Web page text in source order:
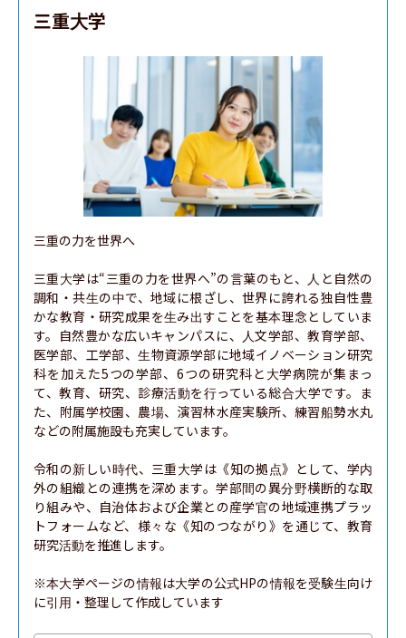
三重大学
三重の力を世界へ
三重大学は“三重の力を世界へ”の言葉のもと、人と自然の
調和・共生の中で、地域に根ざし、世界に誇れる独自性豊
かな教育・研究成果を生み出すことを基本理念としていま
す。自然豊かな広いキャンパスに、人文学部、教育学部、
医学部、工学部、生物資源学部に地域イノベーション研究
科を加えた5つの学部、6つの研究科と大学病院が集まっ
て、教育、研究、診療活動を行っている総合大学です。ま
た、附属学校園、農場、演習林水産実験所、練習船勢水丸
などの附属施設も充実しています。
令和の新しい時代、三重大学は《知の拠点》として、学内
外の組織との連携を深めます。学部間の異分野横断的な取
り組みや、自治体および企業との産学官の地域連携プラッ
トフォームなど、様々な《知のつながり》を通じて、教育
研究活動を推進します。
※本大学ページの情報は大学の公式HPの情報を受験生向け
に引用・整理して作成しています